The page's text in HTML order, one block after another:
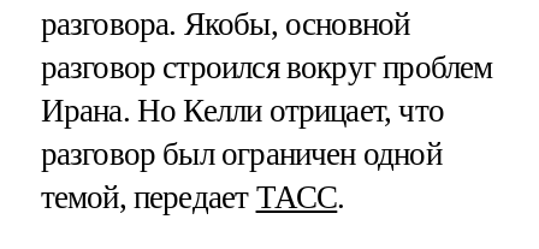
разговора. Якобы, основной
разговор строился вокруг проблем
Ирана. Но Келли отрицает, что
разговор был ограничен одной
темой, передает ТАСС.